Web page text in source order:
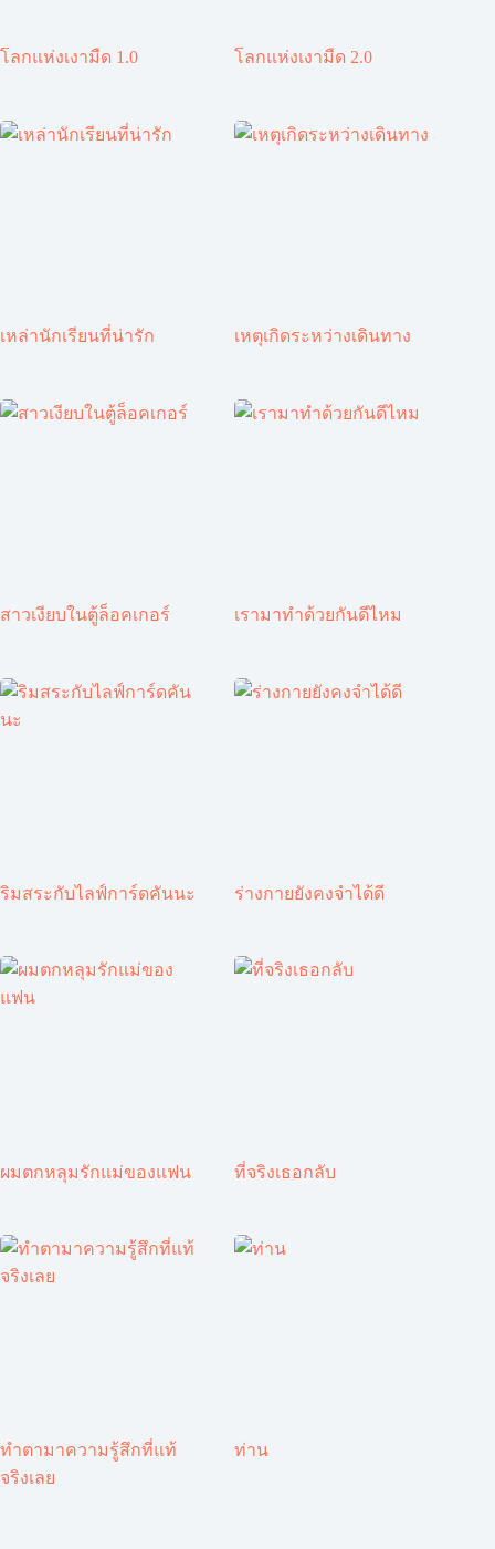
โลกแห่งเงามืด 1.0 โลกแห่งเงามืด 2.0
เหล่านักเรียนที่น่ารัก เหตุเกิดระหว่างเดินทาง
สาวเงียบในตู้ล็อคเกอร์ เรามาทำด้วยกันดีไหม
ริมสระกับไลฟ์การ์ดคันนะ ร่างกายยังคงจำได้ดี
ผมตกหลุมรักแม่ของแฟน ที่จริงเธอกลับ
ทำตามาความรู้สึกที่แท้
จริงเลย
ท่าน